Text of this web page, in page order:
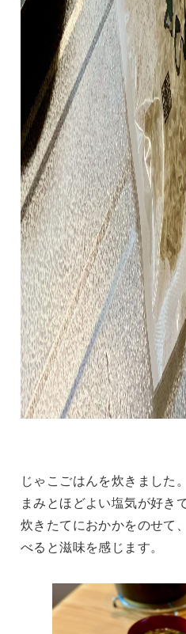
じゃこごはんを炊きました
まみとほどよい塩気が好きで
炊きたてにおかかをのせて
べると滋味を感じます。